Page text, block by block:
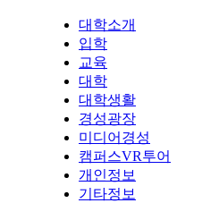
대학소개
입학
교육
대학
대학생활
경성광장
미디어경성
캠퍼스VR투어
개인정보
기타정보